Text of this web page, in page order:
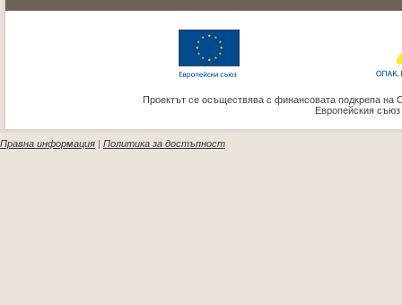
Проектът се осъществява с финансовата подкрепа на
Европейския
Правна информация | Политика за достъпност